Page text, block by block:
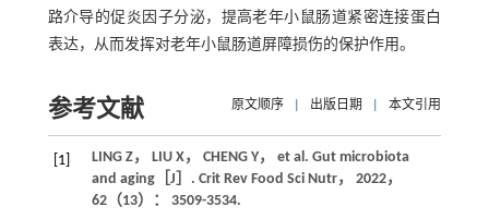
路介导的促炎因子分泌，提高老年小鼠肠道紧密连接蛋白
表达，从而发挥对老年小鼠肠道屏障损伤的保护作用。
参考文献 原文顺序 出版日期 本文引用
[1] LING Z， LIU X， CHENG Y， et al. Gut microbiota
and aging［J］. Crit Rev Food Sci Nutr， 2022，
62（13）： 3509-3534.